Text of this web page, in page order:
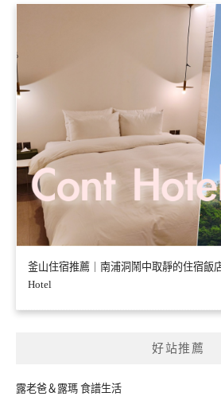
釜山住宿推薦｜南浦洞鬧中取靜的住宿飯
Hotel
好站推薦
露老爸＆露瑪 食譜生活